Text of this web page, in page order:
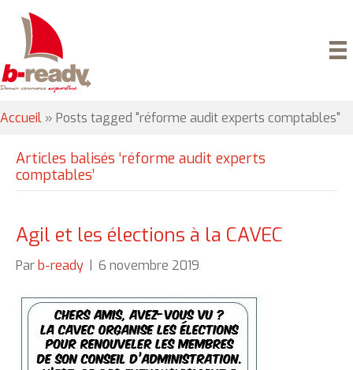
Accueil » Posts tagged "réforme audit experts comptables"
Articles balisés ‘réforme audit experts
comptables’
Agil et les élections à la CAVEC
Par b-ready 6 novembre 2019